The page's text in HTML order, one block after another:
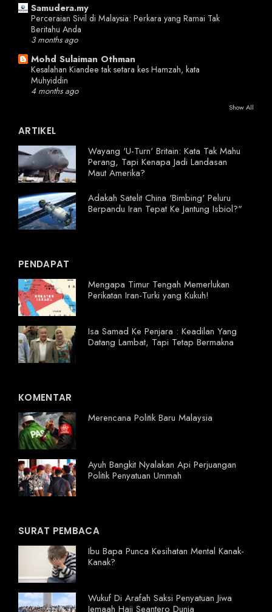
Samudera.my
Perceraian Sivil di Malaysia: Perkara yang Ramai Tak
Beritahu Anda
3 months ago
Mohd Sulaiman Othman
Kesalahan Kiandee tak setara kes Hamzah, kata
Muhyiddin
4 months ago
Show All
ARTIKEL
Wayang 'U-Turn' Britain: Kata Tak Mahu
Perang, Tapi Kenapa Jadi Landasan
Maut Amerika?
Adakah Satelit China 'Bimbing' Peluru
Berpandu Iran Tepat Ke Jantung Isbiol?"
PENDAPAT
Mengapa Timur Tengah Memerlukan
Perikatan Iran-Turki yang Kukuh!
Isa Samad Ke Penjara : Keadilan Yang
Datang Lambat, Tapi Tetap Bermakna
KOMENTAR
Merencana Politik Baru Malaysia
Ayuh Bangkit Nyalakan Api Perjuangan
Politik Penyatuan Ummah
SURAT PEMBACA
Ibu Bapa Punca Kesihatan Mental Kanak-
Kanak?
Wukuf Di Arafah Saksi Penyatuan Jiwa
Jemaah Haji Seantero Dunia